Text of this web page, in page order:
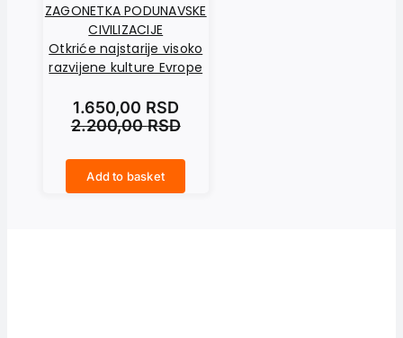
ZAGONETKA PODUNAVSKE
CIVILIZACIJE
Otkriće najstarije visoko
razvijene kulture Evrope
2.200,00RSD
1.650,00 RSD
Add to basket